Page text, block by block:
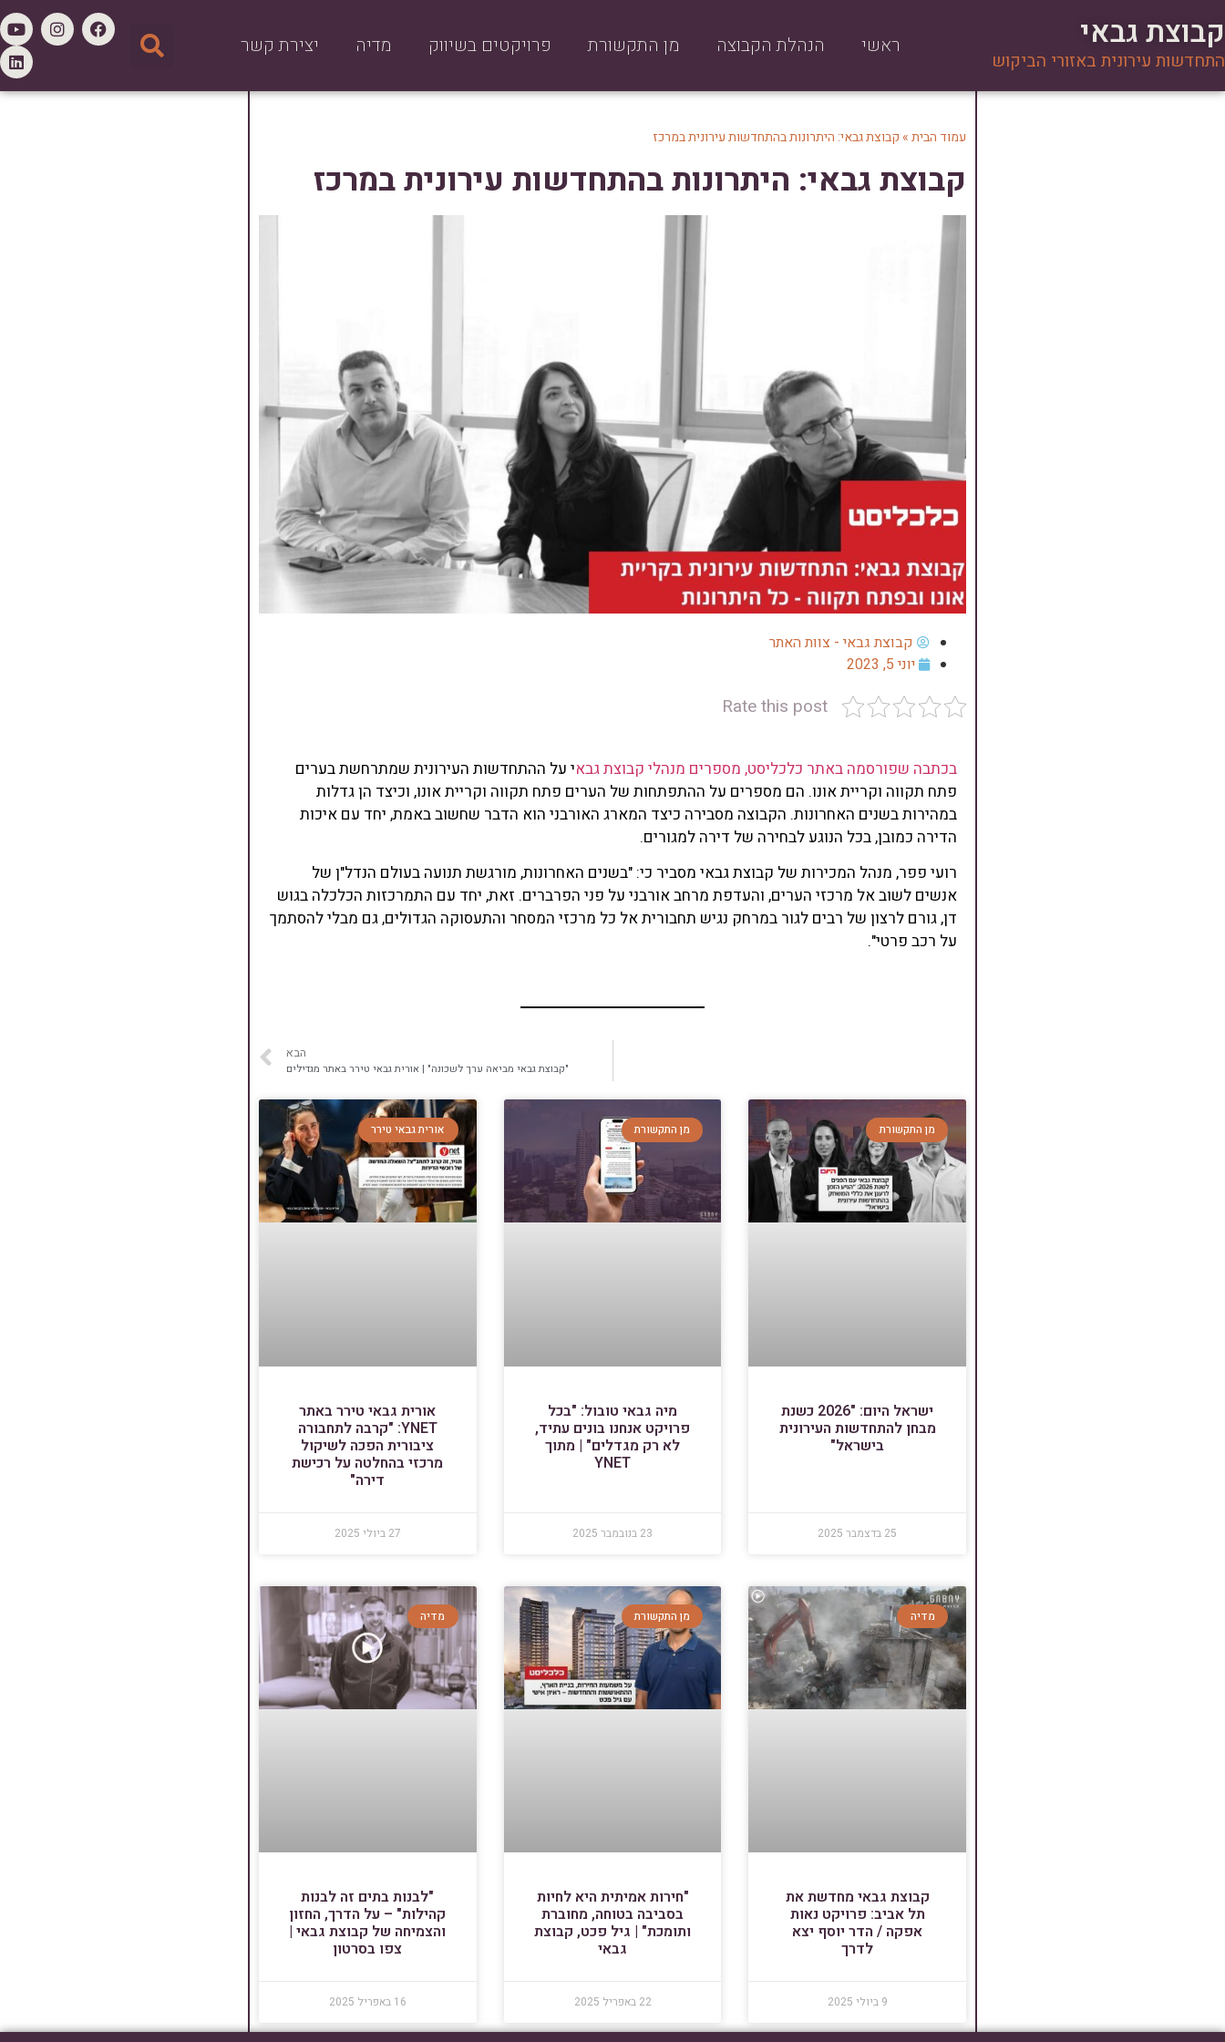
קבוצת גבאי
התחדשות עירונית באזורי הביקוש
ראשי הנהלת הקבוצה מן התקשורת פרויקטים בשיווק מדיה יצירת קשר
עמוד הבית» קבוצת גבאי: היתרונות בהתחדשות עירונית במרכז
קבוצת גבאי: היתרונות בהתחדשות עירונית במרכז
קבוצת גבאי - צוות האתר
יוני 5, 2023
Rate this post
בכתבה שפורסמה באתר כלכליסט, מספרים מנהלי קבוצת גבאי על ההתחדשות העירונית שמתרחשת בערים
פתח תקווה וקריית אונו. הם מספרים על ההתפתחות של הערים פתח תקווה וקריית אונו, וכיצד הן גדלות
במהירות בשנים האחרונות. הקבוצה מסבירה כיצד המארג האורבני הוא הדבר שחשוב באמת, יחד עם איכות
הדירה כמובן, בכל הנוגע לבחירה של דירה למגורים.
רועי פפר, מנהל המכירות של קבוצת גבאי מסביר כי: "בשנים האחרונות, מורגשת תנועה בעולם הנדל"ן של
אנשים לשוב אל מרכזי הערים, והעדפת מרחב אורבני על פני הפרברים. זאת, יחד עם התמרכזות הכלכלה בגוש
דן, גורם לרצון של רבים לגור במרחק נגיש תחבורית אל כל מרכזי המסחר והתעסוקה הגדולים, גם מבלי להסתמך
על רכב פרטי".
הבא
"קבוצת גבאי מביאה ערך לשכונה" | אורית גבאי טירר באתר מגדילים
מן התקשורת
ישראל היום: "2026 כשנת
מבחן להתחדשות העירונית
בישראל"
25 בדצמבר 2025
מן התקשורת
מיה גבאי טובול: "בכל
פרויקט אנחנו בונים עתיד,
לא רק מגדלים" | מתוך
YNET
23 בנובמבר 2025
אורית גבאי טירר
אורית גבאי טירר באתר
YNET: "קרבה לתחבורה
ציבורית הפכה לשיקול
מרכזי בהחלטה על רכישת
דירה"
27 ביולי 2025
מדיה
קבוצת גבאי מחדשת את
תל אביב: פרויקט נאות
אפקה / הדר יוסף יצא
לדרך
9 ביולי 2025
מן התקשורת
"חירות אמיתית היא לחיות
בסביבה בטוחה, מחוברת
ותומכת" | גיל פכט, קבוצת
גבאי
22 באפריל 2025
מדיה
"לבנות בתים זה לבנות
קהילות" – על הדרך, החזון
והצמיחה של קבוצת גבאי |
צפו בסרטון
16 באפריל 2025